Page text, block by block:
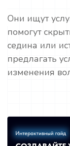
Они ищут
помогут
седина или
предлагать
изменения